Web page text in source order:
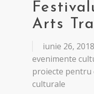
Arts
iunie 26, 2018
evenimente
proiecte
culturale